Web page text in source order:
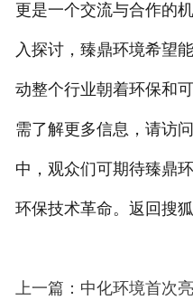
更是一个交流与合作的
入探讨，臻鼎环境希望
动整个行业朝着环保和
需了解更多信息，请访
中，观众们可期待臻鼎
环保技术革命。返回搜
上一篇：中化环境首次